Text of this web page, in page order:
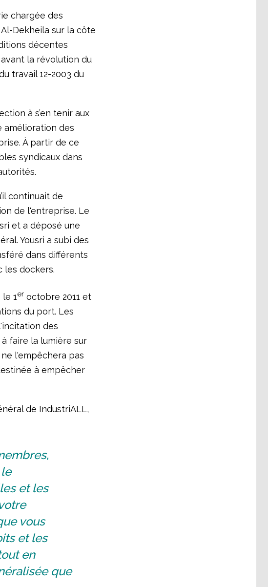
chargée des
Dekheila sur la côte
décentes
avant la révolution du
travail 12-2003 du
à s’en tenir aux
amélioration des
À partir de ce
syndicaux dans
continuait de
de l'entreprise. Le
et a déposé une
Yousri a subi des
dans différents
les dockers.
1er octobre 2011 et
du port. Les
des
faire la lumière sur
l'empêchera pas
à empêcher
de IndustriALL,
et les
vous
et les
en
que